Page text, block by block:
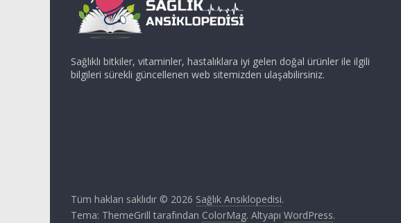
Sağlıklı bitkiler, vitaminler, hastalıklara iyi gelen doğal ürünler ile ilgili
bilgileri sürekli güncellenen web sitemizden ulaşabilirsiniz.
Tüm hakları saklıdır © 2026 Sağlık Ansiklopedisi.
Tema: ThemeGrill tarafından ColorMag. Altyapı WordPress.